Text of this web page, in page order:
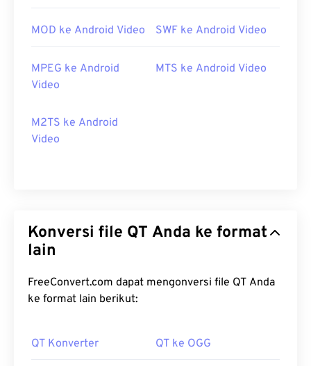
MOD ke Android Video SWF ke Android Video
MPEG ke Android
Video
MTS ke Android Video
M2TS ke Android
Video
Konversi file QT Anda ke format
lain
FreeConvert.com dapat mengonversi file QT Anda
ke format lain berikut:
QT Konverter QT ke OGG